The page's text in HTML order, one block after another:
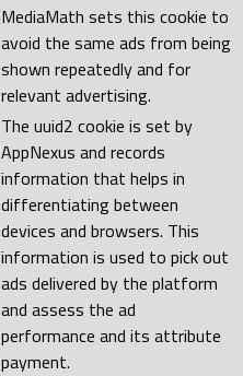
MediaMath sets this cookie to
avoid the same ads from being
shown repeatedly and for
relevant advertising.
The uuid2 cookie is set by
AppNexus and records
information that helps in
differentiating between
devices and browsers. This
information is used to pick out
ads delivered by the platform
and assess the ad
performance and its attribute
payment.